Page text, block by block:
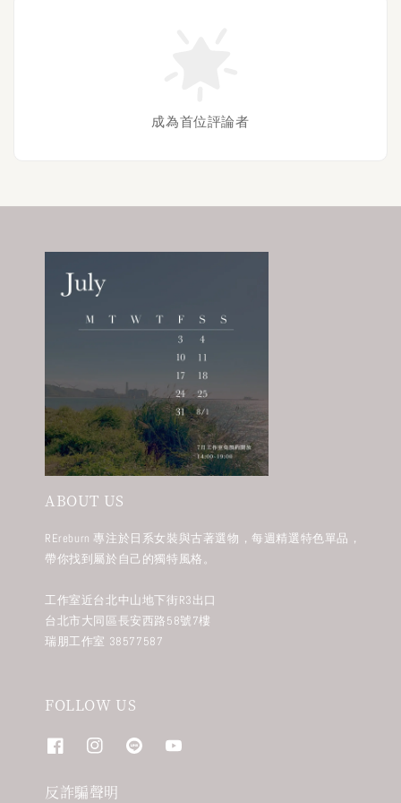
成為首位評論者
ABOUT US
REreburn 專注於日系女裝與古著選物，每週精選特色單品，
帶你找到屬於自己的獨特風格。
工作室近台北中山地下街R3出口
台北市大同區長安西路58號7樓
瑞朋工作室 38577587
FOLLOW US
反詐騙聲明